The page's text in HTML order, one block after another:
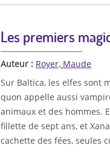
Les premiers
Auteur : Royer, Maude
Sur Baltica, les elfes sont
quon appelle aussi
animaux et des hommes.
fillette de sept ans, et
cachette des fées, seules